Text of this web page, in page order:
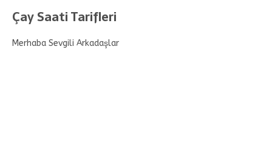
Çay Saati Tarifleri
Merhaba Sevgili Arkadaşlar